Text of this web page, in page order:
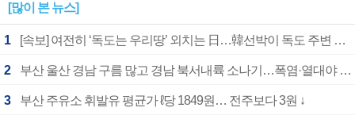
[많이 본 뉴스]
1 [속보] 여전히 ‘독도는 우리땅’ 외치는 日…韓선박이 독도 주변 해양조사 활동하자 반발
2 부산 울산 경남 구름 많고 경남 북서내륙 소나기…폭염·열대야 계속
3 부산 주유소 휘발유 평균가 ℓ당 1849원… 전주보다 3원 ↓